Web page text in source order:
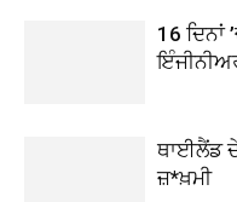
16 ਦਿਨਾਂ
ਥਾਈਲੈਂਡ ਦੇ
ਜ਼*ਖ਼ਮੀ